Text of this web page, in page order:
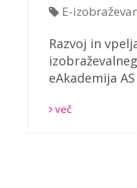
E-
Razvoj in
eAkademija AS
več